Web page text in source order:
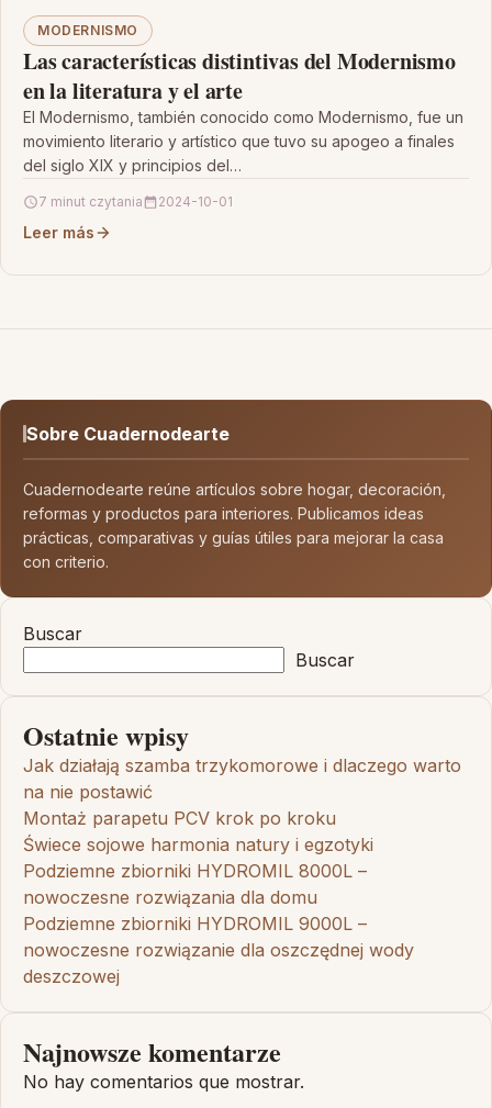
MODERNISMO
Las características distintivas del Modernismo
en la literatura y el arte
El Modernismo, también conocido como Modernismo, fue un
movimiento literario y artístico que tuvo su apogeo a finales
del siglo XIX y principios del…
7 minut czytania 2024-10-01
Leer más
Sobre Cuadernodearte
Cuadernodearte reúne artículos sobre hogar, decoración,
reformas y productos para interiores. Publicamos ideas
prácticas, comparativas y guías útiles para mejorar la casa
con criterio.
Buscar
Buscar
Ostatnie wpisy
Jak działają szamba trzykomorowe i dlaczego warto
na nie postawić
Montaż parapetu PCV krok po kroku
Świece sojowe harmonia natury i egzotyki
Podziemne zbiorniki HYDROMIL 8000L –
nowoczesne rozwiązania dla domu
Podziemne zbiorniki HYDROMIL 9000L –
nowoczesne rozwiązanie dla oszczędnej wody
deszczowej
Najnowsze komentarze
No hay comentarios que mostrar.